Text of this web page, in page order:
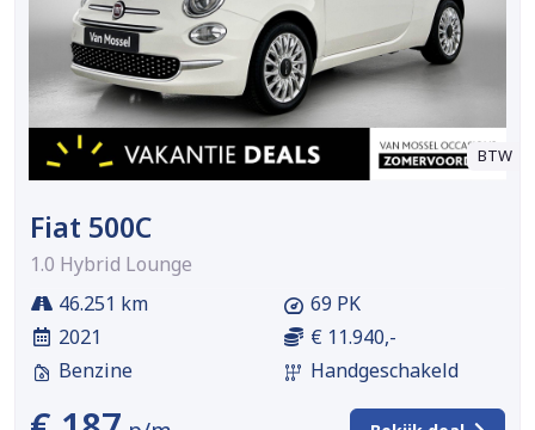
BTW
Fiat 500C
1.0 Hybrid Lounge
46.251 km
2021
Benzine
69 PK
€ 11.940,-
Handgeschakeld